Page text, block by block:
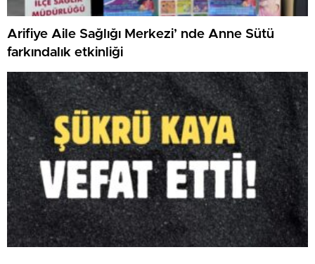
Arifiye Aile Sağlığı Merkezi’ nde Anne Sütü
farkındalık etkinliği